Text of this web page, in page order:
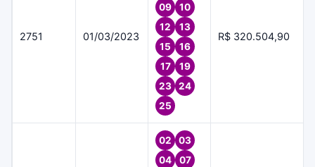
2751 01/03/2023
09
10
12
13
15
16
17
19
23
24
25
R$ 320.504,90
02
03
04
07